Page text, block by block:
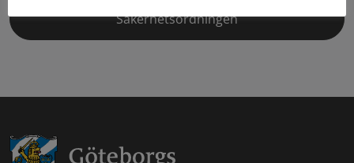
Säkerhetsordningen